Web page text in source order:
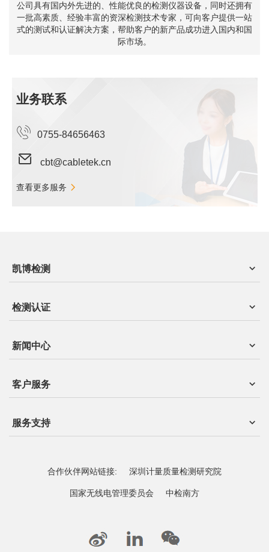
公司具有国内外先进的、性能优良的检测仪器设备，同时还拥有
一批高素质、经验丰富的资深检测技术专家，可向客户提供一站
式的测试和认证解决方案，帮助客户的新产品成功进入国内和国
际市场。
业务联系
0755-84656463
cbt@cabletek.cn
查看更多服务
凯博检测
检测认证
新闻中心
客户服务
服务支持
合作伙伴网站链接: 深圳计量质量检测研究院
国家无线电管理委员会 中检南方